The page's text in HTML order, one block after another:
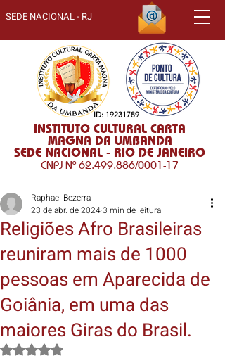
SEDE NACIONAL - RJ
INSTITUTO CULTURAL CARTA
MAGNA DA UMBANDA
SEDE NACIONAL - RIO DE JANEIRO
CNPJ Nº62.499.886/0001-17
ID: 19231789
Religiões Afro Brasileiras
reuniram mais de 1000
pessoas em Aparecida de
Goiânia, em uma das
maiores Giras do Brasil.
Raphael Bezerra
23 de abr. de 20243 min de leitura
Avaliado com NaN de 5 estrelas.